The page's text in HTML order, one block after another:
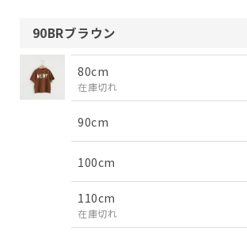
90BRブラウン
80cm
在庫切れ
90cm
100cm
110cm
在庫切れ